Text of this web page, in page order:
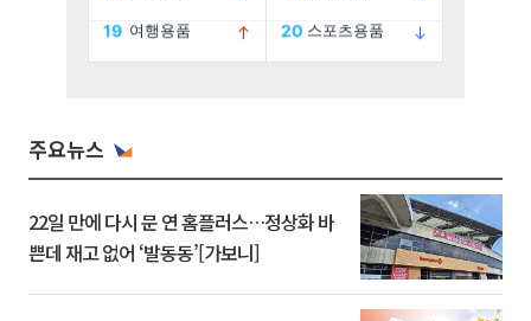
주요뉴스
22일 만에 다시 문 연 홈플러스…정상화 바
쁜데 재고 없어 ‘발동동’[가보니]